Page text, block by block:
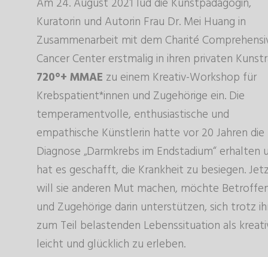
Am 24. August 2021 lud die Kunstpädagogin,
Kuratorin und Autorin Frau Dr. Mei Huang in
Zusammenarbeit mit dem Charité
Cancer Center erstmalig in ihren privaten
720°+ MMAEzu einem Kreativ-Workshop für
Krebspatient*innen und Zugehörige ein. Die
temperamentvolle, enthusiastische und
empathische Künstlerin hatte vor 20 Jahren die
Diagnose „Darmkrebs im Endstadium“ erhalten
hat es geschafft, die Krankheit zu besiegen.
will sie anderen Mut machen, möchte
und Zugehörige darin unterstützen, sich trotz
zum Teil belastenden Lebenssituation als
leicht und glücklich zu erleben.